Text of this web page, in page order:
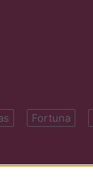
Fortuna